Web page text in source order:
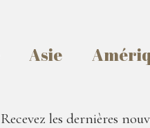
Asie
Recevez les dernières